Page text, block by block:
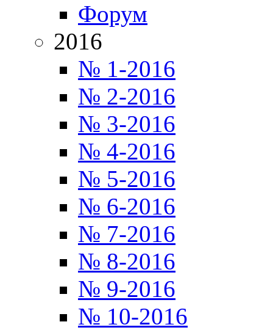
Форум
2016
№ 1-2016
№ 2-2016
№ 3-2016
№ 4-2016
№ 5-2016
№ 6-2016
№ 7-2016
№ 8-2016
№ 9-2016
№ 10-2016